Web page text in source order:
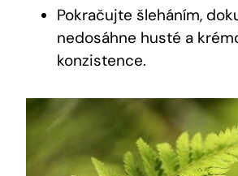
Pokračujte šleháním,
nedosáhne husté a
konzistence.